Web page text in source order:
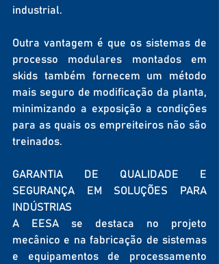
industrial.
Outra vantagem é que os sistemas de
processo modulares montados em
skids também fornecem um método
mais seguro de modificação da planta,
minimizando a exposição a condições
para as quais os empreiteiros não são
treinados.
GARANTIA DE QUALIDADE E
SEGURANÇA EM SOLUÇÕES PARA
INDÚSTRIAS
A EESA se destaca no projeto
mecânico e na fabricação de sistemas
e equipamentos de processamento